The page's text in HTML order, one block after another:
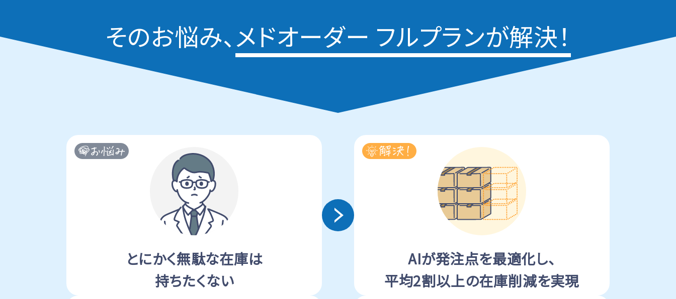
そのお悩み、メドオーダー フルプランが解決！
とにかく無駄な在庫は
持ちたくない
AIが発注点を最適化し、
平均2割以上の在庫削減を実現